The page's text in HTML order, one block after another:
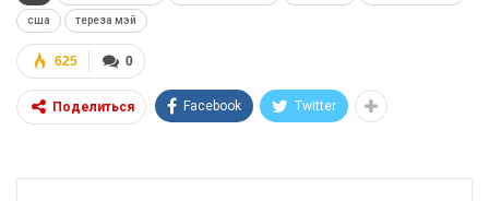
сша тереза мэй
0
625
Поделиться Facebook Twitter